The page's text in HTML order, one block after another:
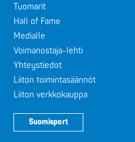
Tuomarit
Hall of Fame
Medialle
Voimanostaja-lehti
Yhteystiedot
Liiton toimintasäännöt
Liiton verkkokauppa
Suomisport